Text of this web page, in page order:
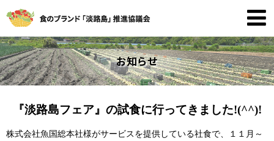
お知らせ
『淡路島フェア』の試食に行ってきました!(^^)!
株式会社魚国総本社様がサービスを提供している社食で、１１月～